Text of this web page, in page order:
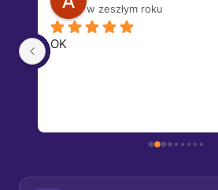
w zeszłym roku
OK